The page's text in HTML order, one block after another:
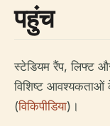
पहुंच
स्टेडियम रैंप, लिफ्ट
विशिष्ट
(विकिपीडिया)।